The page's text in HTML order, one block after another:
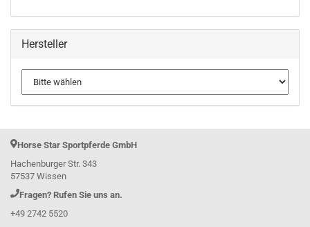
Hersteller
Horse Star Sportpferde GmbH
Hachenburger Str. 343
57537 Wissen
Fragen? Rufen Sie uns an.
+49 2742 5520